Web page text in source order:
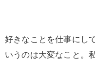
好きなことを仕事にし
いうのは大変なこと。